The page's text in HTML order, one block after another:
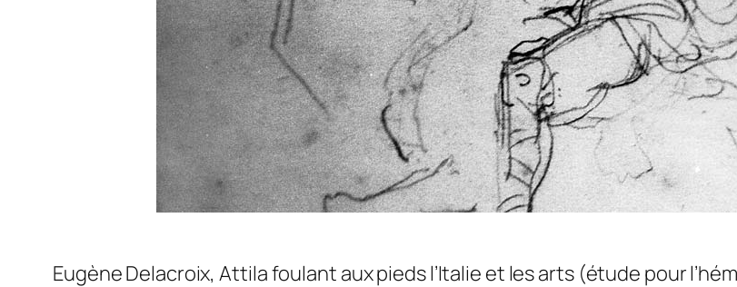
Eugène Delacroix,Attila foulant aux pieds l’Italie et les arts(étude pour